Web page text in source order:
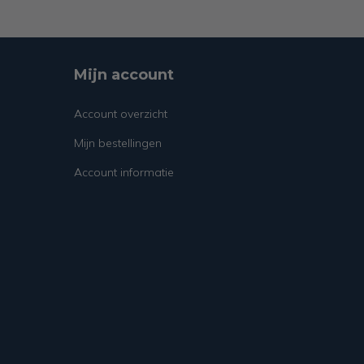
Mijn account
Account overzicht
Mijn bestellingen
Account informatie